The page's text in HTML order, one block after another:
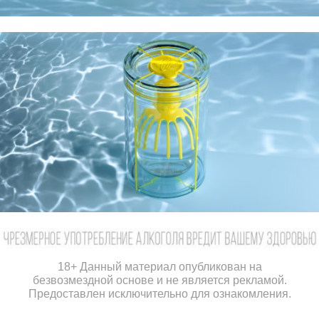
18+ Данный материал опубликован на
безвозмездной основе и не является рекламой.
Предоставлен исключительно для ознакомления.